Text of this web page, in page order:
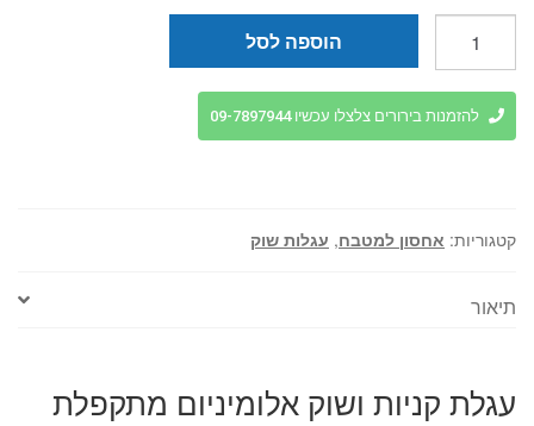
עגלת
קניות
ושוק
הוספה לסל
להזמנות בירורים צלצלו עכשיו 09-7897944
קטגוריות: אחסון למטבח, עגלות שוק
תיאור
עגלת קניות ושוק אלומיניום מתקפלת